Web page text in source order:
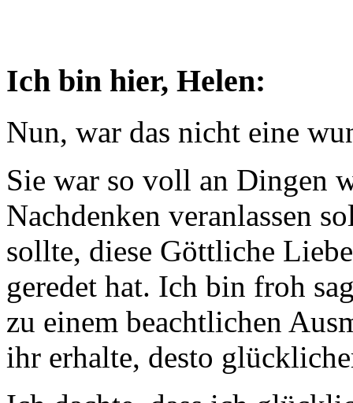
Ich bin hier, Helen:
Nun, war das nicht eine
Sie war so voll an Dingen
Nachdenken veranlassen
sollte, diese Göttliche
geredet hat. Ich bin froh
zu einem beachtlichen
ihr erhalte, desto